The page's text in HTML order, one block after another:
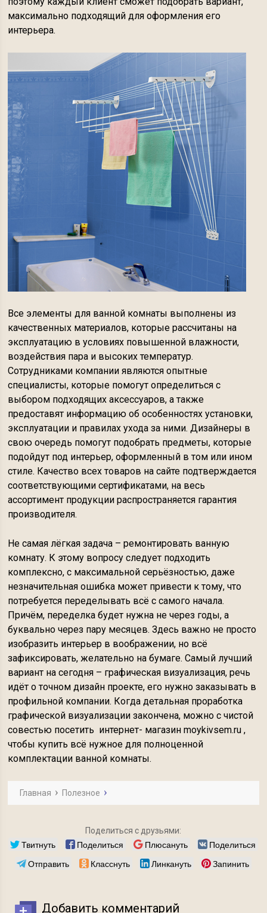
максимально подходящий для оформления его
интерьера.
Все элементы для ванной комнаты выполнены из
качественных материалов, которые рассчитаны на
эксплуатацию в условиях повышенной влажности,
воздействия пара и высоких температур.
Сотрудниками компании являются опытные
специалисты, которые помогут определиться с
выбором подходящих аксессуаров, а также
предоставят информацию об особенностях установки,
эксплуатации и правилах ухода за ними. Дизайнеры в
свою очередь помогут подобрать предметы, которые
подойдут под интерьер, оформленный в том или ином
стиле. Качество всех товаров на сайте подтверждается
соответствующими сертификатами, на весь
ассортимент продукции распространяется гарантия
производителя.
Не самая лёгкая задача – ремонтировать ванную
комнату. К этому вопросу следует подходить
комплексно, с максимальной серьёзностью, даже
незначительная ошибка может привести к тому, что
потребуется переделывать всё с самого начала.
Причём, переделка будет нужна не через годы, а
буквально через пару месяцев. Здесь важно не просто
изобразить интерьер в воображении, но всё
зафиксировать, желательно на бумаге. Самый лучший
вариант на сегодня – графическая визуализация, речь
идёт о точном дизайн проекте, его нужно заказывать в
профильной компании. Когда детальная проработка
графической визуализации закончена, можно с чистой
совестью посетить интернет- магазин moykivsem.ru ,
чтобы купить всё нужное для полноценной
комплектации ванной комнаты.
Главная Полезное
Поделиться с друзьями:
Твитнуть Поделиться Плюсануть
Поделиться
Отправить
Класснуть Линкануть Запинить
Добавить комментарий